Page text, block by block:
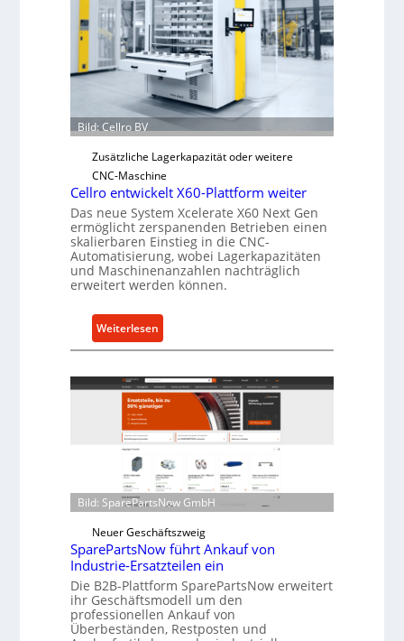
s
c
h
e
r
Ü
b
e
r
l
a
s
t
s
c
u
t
f
ü
i
n
d
i
r
e
k
t
e
A
n
Bild: Cellro BV
Zusätzliche Lagerkapazität oder weitere
CNC-Maschine
Cellro entwickelt X60-Plattform weiter
Das neue System Xcelerate X60 Next Gen
ermöglicht zerspanenden Betrieben einen
skalierbaren Einstieg in die CNC-
Automatisierung, wobei Lagerkapazitäten
und Maschinenanzahlen nachträglich
erweitert werden können.
Weiterlesen:
C
l
l
o
e
n
t
w
i
c
k
e
l
t
Bild: SparePartsNow GmbH
Neuer Geschäftszweig
SparePartsNow führt Ankauf von
Industrie-Ersatzteilen ein
Die B2B-Plattform SparePartsNow erweitert
ihr Geschäftsmodell um den
professionellen Ankauf von
Überbeständen, Restposten und